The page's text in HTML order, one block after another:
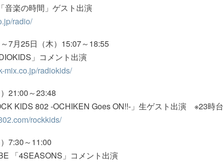
音楽の時間」ゲスト出演
radio/
7月25日（木）15:07～18:55
」コメント出演
mix.co.jp/radiokids/
21:00～23:48
KIDS 802 -OCHIKEN Goes ON!!-」生ゲスト出演 ※23時台
rockkids/
7:30～11:00
「4SEASONS」コメント出演